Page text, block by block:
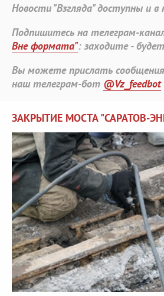
Новости "Взгляда" доступны и в
Подпишитесь на телеграм-
Вне формата": заходите -
Вы можете прислать
наш телеграм-бот @Vz_feedbot
ЗАКРЫТИЕ МОСТА "САРАТОВ-